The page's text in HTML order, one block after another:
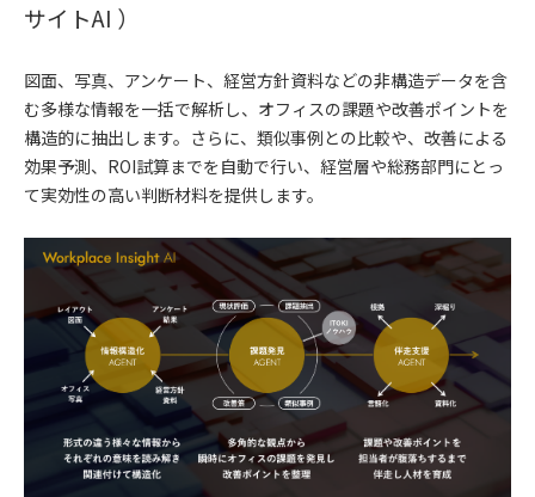
サイトAI ）
図面、写真、アンケート、経営方針資料などの非構造データを含
む多様な情報を一括で解析し、オフィスの課題や改善ポイントを
構造的に抽出します。さらに、類似事例との比較や、改善による
効果予測、ROI試算までを自動で行い、経営層や総務部門にとっ
て実効性の高い判断材料を提供します。